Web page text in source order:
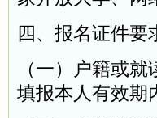
四、报名证件要
（一）户籍或
填报本人有效期